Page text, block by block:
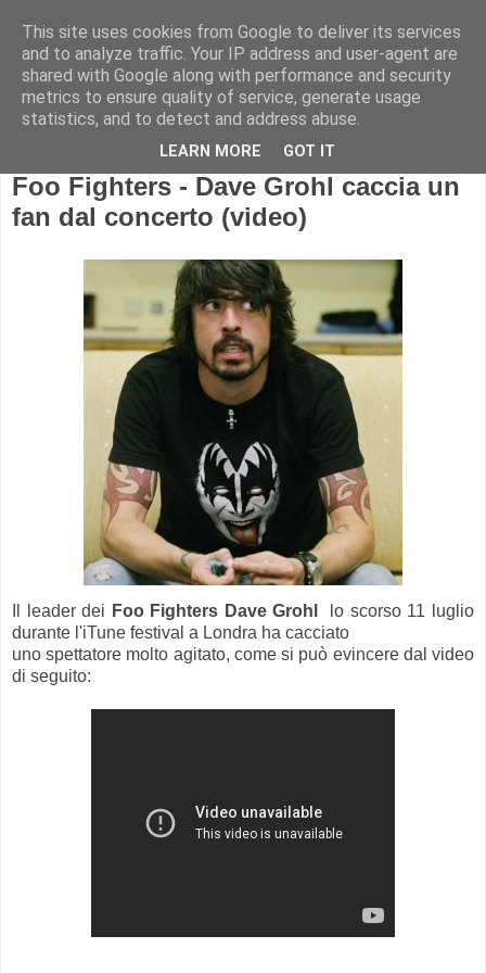
Foo Fighters - Dave Grohl caccia un
fan dal concerto (video)
Il leader dei Foo Fighters Dave Grohl
lo scorso 11 luglio
durante l'iTune festival a Londra ha cacciato
uno spettatore molto agitato, come si può evincere dal video
di seguito:
This site uses cookies from Google to deliver its services
and to analyze traffic. Your IP address and user-agent are
shared with Google along with performance and security
metrics to ensure quality of service, generate usage
statistics, and to detect and address abuse.
LEARN MORE GOT IT